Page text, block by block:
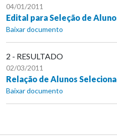
04/01/2011
Edital para Seleção de
Baixar documento
2 - RESULTADO
02/03/2011
Relação de Alunos
Baixar documento